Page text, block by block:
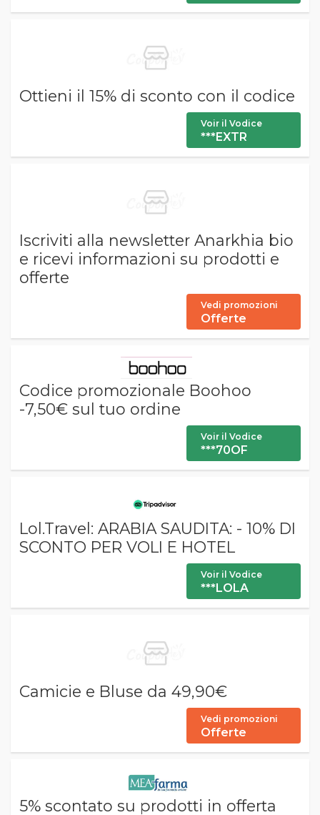
Ottieni il 15% di sconto con il codice
Voir il Vodice
***EXTR
Iscriviti alla newsletter Anarkhia bio
e ricevi informazioni su prodotti e
offerte
Vedi promozioni
Offerte
Codice promozionale Boohoo
-7,50€ sul tuo ordine
Voir il Vodice
***70OF
Lol.Travel: ARABIA SAUDITA: - 10% DI
SCONTO PER VOLI E HOTEL
Voir il Vodice
***LOLA
Camicie e Bluse da 49,90€
Vedi promozioni
Offerte
5% scontato su prodotti in offerta